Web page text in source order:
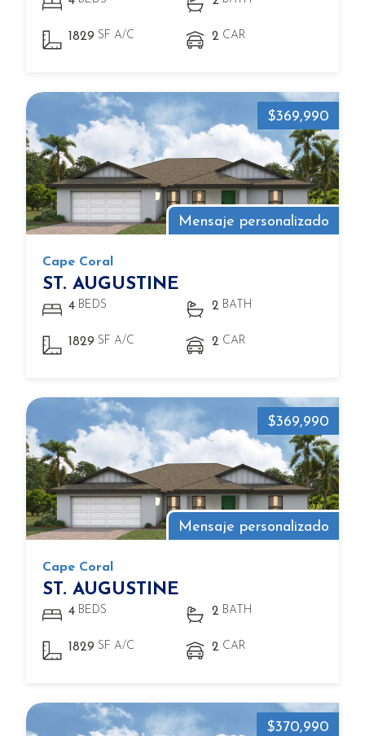
1829 SF A/C 2 CAR
Mensaje personalizado
$369,990
Cape Coral
ST. AUGUSTINE
4 BEDS 2 BATH
1829 SF A/C 2 CAR
Mensaje personalizado
$369,990
Cape Coral
ST. AUGUSTINE
4 BEDS 2 BATH
1829 SF A/C 2 CAR
$370,990